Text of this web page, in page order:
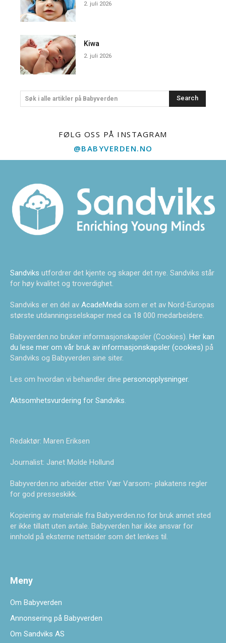
2. juli 2026
Kiwa
2. juli 2026
Søk i alle artikler på Babyverden Search
FØLG OSS PÅ INSTAGRAM
@BABYVERDEN.NO
Sandviks utfordrer det kjente og skaper det nye. Sandviks står
for høy kvalitet og troverdighet.
Sandviks er en del av AcadeMedia som er et av Nord-Europas
største utdanningsselskaper med ca 18 000 medarbeidere.
Babyverden.no bruker informasjonskapsler (Cookies). Her kan
du lese mer om vår bruk av informasjonskapsler (cookies) på
Sandviks og Babyverden sine siter.
Les om hvordan vi behandler dine personopplysninger.
Aktsomhetsvurdering for Sandviks.
Redaktør: Maren Eriksen
Journalist: Janet Molde Hollund
Babyverden.no arbeider etter Vær Varsom- plakatens regler
for god presseskikk.
Kopiering av materiale fra Babyverden.no for bruk annet sted
er ikke tillatt uten avtale. Babyverden har ikke ansvar for
innhold på eksterne nettsider som det lenkes til.
Meny
Om Babyverden
Annonsering på Babyverden
Om Sandviks AS